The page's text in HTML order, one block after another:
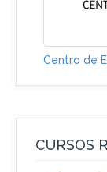
Centro de
CURSOS